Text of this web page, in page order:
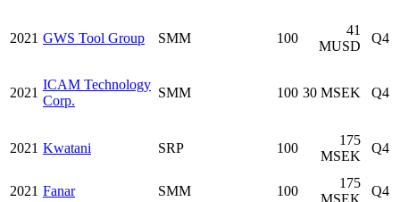
2021 GWS Tool Group SMM 100
41
MUSD
Q4
2021
ICAM Technology
Corp.
SMM 100 30 MSEK Q4
2021 Kwatani SRP 100
175
MSEK
Q4
2021 Fanar SMM 100
175
Q4